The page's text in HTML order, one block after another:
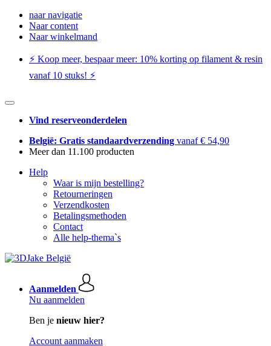
naar navigatie
Naar content
Naar winkelmand
⚡️ Koop meer, bespaar meer: ​​10% korting op filament & resin
vanaf 10 stuks! ⚡️
Vind reserveonderdelen
België: Gratis standaardverzending vanaf € 54,90
Meer dan 11.100 producten
Help
Waar is mijn bestelling?
Retourneringen
Verzendkosten
Betalingsmethoden
Contact
Alle help-thema`s
Aanmelden
Nu aanmelden
Ben je nieuw hier?
Account aanmaken